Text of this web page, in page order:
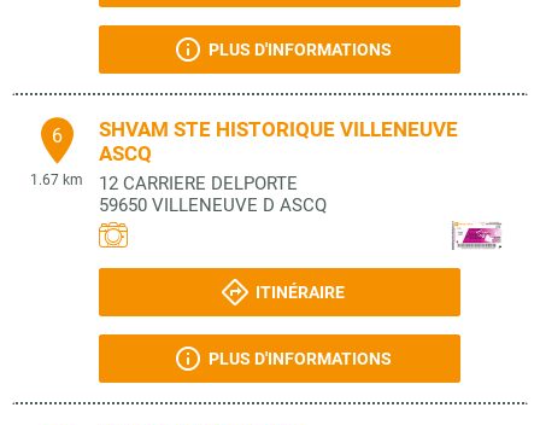
PLUS D'INFORMATIONS
6
1.67 km
SHVAM STE HISTORIQUE VILLENEUVE
ASCQ
12 CARRIERE DELPORTE
59650 VILLENEUVE D ASCQ
ITINÉRAIRE
PLUS D'INFORMATIONS